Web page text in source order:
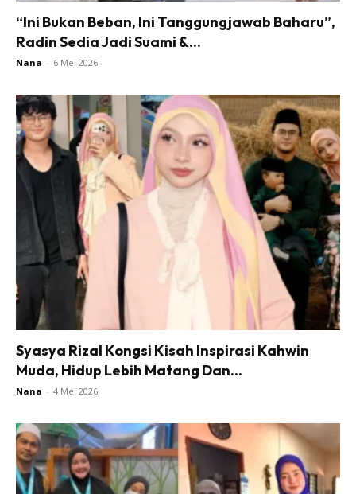
“Ini Bukan Beban, Ini Tanggungjawab Baharu”,
Radin Sedia Jadi Suami &...
Nana - 6 Mei 2026
Syasya Rizal Kongsi Kisah Inspirasi Kahwin
Muda, Hidup Lebih Matang Dan...
Nana - 4 Mei 2026